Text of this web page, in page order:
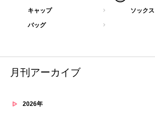
キャップ ソックス
バッグ
月刊アーカイブ
2026年